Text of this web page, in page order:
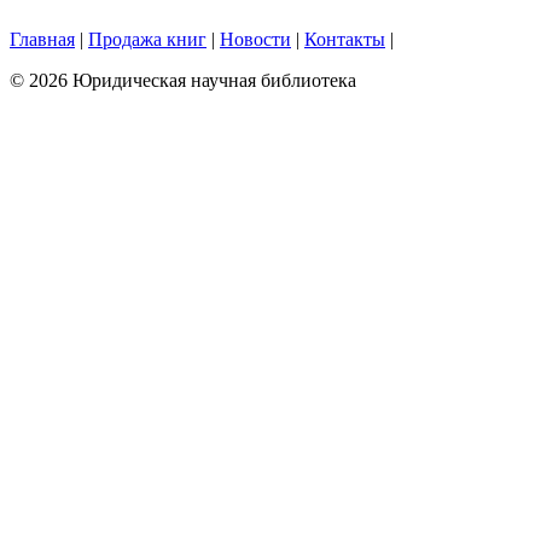
Главная | Продажа книг | Новости | Контакты |
© 2026 Юридическая научная библиотека